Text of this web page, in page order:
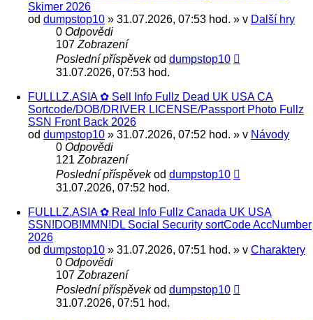
Skimer 2026
od dumpstop10 » 31.07.2026, 07:53 hod. » v Další hry
0 Odpovědi
107 Zobrazení
Poslední příspěvekod dumpstop10
31.07.2026, 07:53 hod.
FULLLZ.ASIA ✿ Sell Info Fullz Dead UK USA CA
Sortcode/DOB/DRIVER LICENSE/Passport Photo Fullz
SSN Front Back 2026
od dumpstop10 » 31.07.2026, 07:52 hod. » v Návody
0 Odpovědi
121 Zobrazení
Poslední příspěvekod dumpstop10
31.07.2026, 07:52 hod.
FULLLZ.ASIA ✿ Real Info Fullz Canada UK USA
SSN!DOB!MMN!DL Social Security sortCode AccNumber
2026
od dumpstop10 » 31.07.2026, 07:51 hod. » v Charaktery
0 Odpovědi
107 Zobrazení
Poslední příspěvekod dumpstop10
31.07.2026, 07:51 hod.